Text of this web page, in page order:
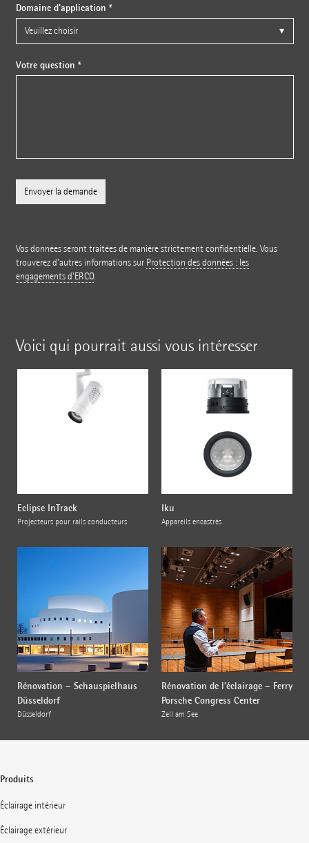
Domaine d'application *
Votre question *
Vos données seront traitées de manière strictement confidentielle. Vous
trouverez d'autres informations sur Protection des données : les
engagements d'ERCO.
Voici qui pourrait aussi vous intéresser
Eclipse InTrack
Projecteurs pour rails conducteurs
Iku
Appareils encastrés
Rénovation – Schauspielhaus
Düsseldorf
Düsseldorf
Rénovation de l’éclairage – Ferry
Porsche Congress Center
Zell am See
Produits
Éclairage intérieur
Éclairage extérieur